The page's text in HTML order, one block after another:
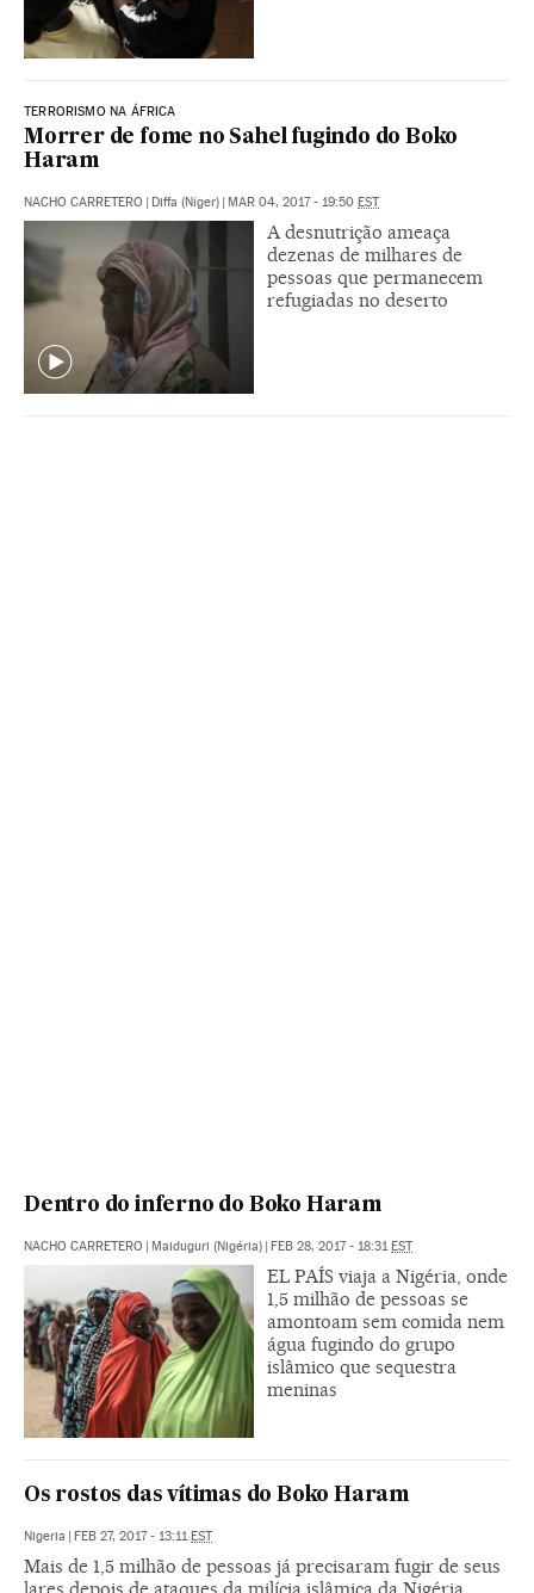
TERRORISMO NA ÁFRICA
Morrer de fome no Sahel fugindo do Boko
Haram
NACHO CARRETERO | Diffa (Níger) | MAR 04, 2017 - 19:50 EST
A desnutrição ameaça
dezenas de milhares de
pessoas que permanecem
refugiadas no deserto
Dentro do inferno do Boko Haram
NACHO CARRETERO | Maiduguri (Nigéria) | FEB 28, 2017 - 18:31EST
EL PAÍS viaja a Nigéria, onde
1,5 milhão de pessoas se
amontoam sem comida nem
água fugindo do grupo
islâmico que sequestra
meninas
Os rostos das vítimas do Boko Haram
Nigeria | FEB 27, 2017 - 13:11EST
Mais de 1,5 milhão de pessoas já precisaram fugir de seus
lares depois de ataques da milícia islâmica da Nigéria.